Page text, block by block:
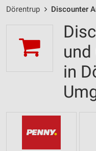
Dörentrup Discounter
in